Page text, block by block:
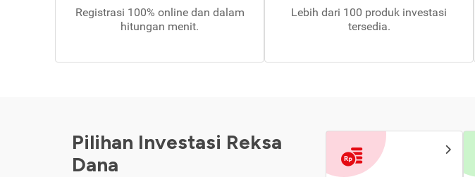
Registrasi 100% online dan dalam
hitungan menit.
Lebih dari 100 produk investasi
tersedia.
Pilihan Investasi Reksa
Dana